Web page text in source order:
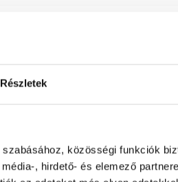
Részletek
közösségi funkciók
, hirdető- és elemező
végleges
számára!